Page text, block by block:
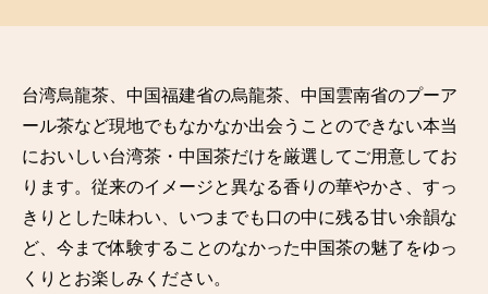
台湾烏龍茶、中国福建省の烏龍茶、中国雲南省のプーア
ール茶など現地でもなかなか出会うことのできない本当
においしい台湾茶・中国茶だけを厳選してご用意してお
ります。従来のイメージと異なる香りの華やかさ、すっ
きりとした味わい、いつまでも口の中に残る甘い余韻な
ど、今まで体験することのなかった中国茶の魅了をゆっ
くりとお楽しみください。